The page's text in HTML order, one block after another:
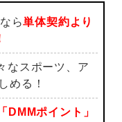
ら単体契約より
なスポーツ、ア
める！
「DMMポイント」